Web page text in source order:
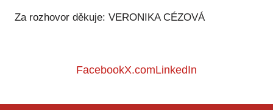
Za rozhovor děkuje: VERONIKA CÉZOVÁ
FacebookX.comLinkedIn